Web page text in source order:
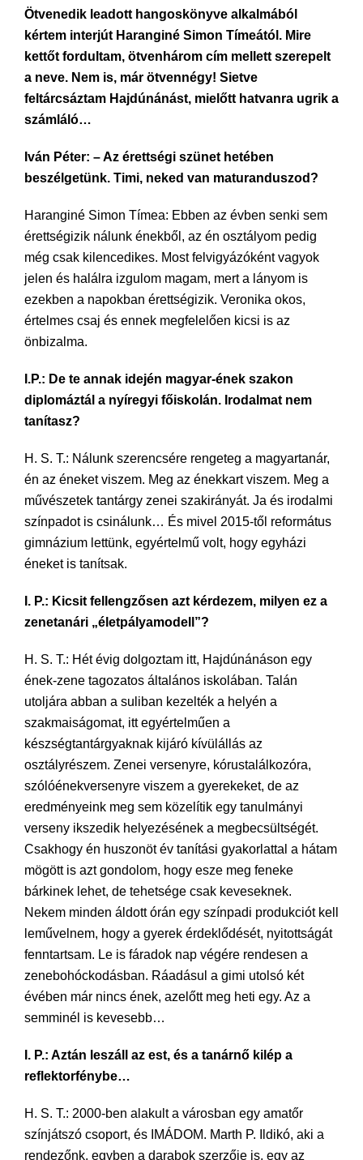
Ötvenedik leadott hangoskönyve alkalmából
kértem interjút Haranginé Simon Tímeától. Mire
kettőt fordultam, ötvenhárom cím mellett szerepelt
a neve. Nem is, már ötvennégy! Sietve
feltárcsáztam Hajdúnánást, mielőtt hatvanra ugrik a
számláló…
Iván Péter: – Az érettségi szünet hetében
beszélgetünk. Timi, neked van maturanduszod?
Haranginé Simon Tímea: Ebben az évben senki sem
érettségizik nálunk énekből, az én osztályom pedig
még csak kilencedikes. Most felvigyázóként vagyok
jelen és halálra izgulom magam, mert a lányom is
ezekben a napokban érettségizik. Veronika okos,
értelmes csaj és ennek megfelelően kicsi is az
önbizalma.
I.P.: De te annak idején magyar-ének szakon
diplomáztál a nyíregyi főiskolán. Irodalmat nem
tanítasz?
H. S. T.: Nálunk szerencsére rengeteg a magyartanár,
én az éneket viszem. Meg az énekkart viszem. Meg a
művészetek tantárgy zenei szakirányát. Ja és irodalmi
színpadot is csinálunk… És mivel 2015-től református
gimnázium lettünk, egyértelmű volt, hogy egyházi
éneket is tanítsak.
I. P.: Kicsit fellengzősen azt kérdezem, milyen ez a
zenetanári „életpályamodell”?
H. S. T.: Hét évig dolgoztam itt, Hajdúnánáson egy
ének-zene tagozatos általános iskolában. Talán
utoljára abban a suliban kezelték a helyén a
szakmaiságomat, itt egyértelműen a
készségtantárgyaknak kijáró kívülállás az
osztályrészem. Zenei versenyre, kórustalálkozóra,
szólóénekversenyre viszem a gyerekeket, de az
eredményeink meg sem közelítik egy tanulmányi
verseny ikszedik helyezésének a megbecsültségét.
Csakhogy én huszonöt év tanítási gyakorlattal a hátam
mögött is azt gondolom, hogy esze meg feneke
bárkinek lehet, de tehetsége csak keveseknek.
Nekem minden áldott órán egy színpadi produkciót kell
leművelnem, hogy a gyerek érdeklődését, nyitottságát
fenntartsam. Le is fáradok nap végére rendesen a
zenebohóckodásban. Ráadásul a gimi utolsó két
évében már nincs ének, azelőtt meg heti egy. Az a
semminél is kevesebb…
I. P.: Aztán leszáll az est, és a tanárnő kilép a
reflektorfénybe…
H. S. T.: 2000-ben alakult a városban egy amatőr
színjátszó csoport, és IMÁDOM. Marth P. Ildikó, aki a
rendezőnk, egyben a darabok szerzője is, egy az